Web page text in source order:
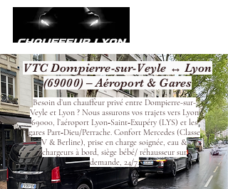
VTC Dompierre-sur-Veyle ↔ Lyon
(69000) – Aéroport & Gares
Besoin d’un chauffeur privé entre Dompierre-sur-
Veyle et Lyon ? Nous assurons vos trajets vers Lyon
69000, l’aéroport Lyon‑Saint‑Exupéry (LYS) et les
gares Part‑Dieu/Perrache. Confort Mercedes (Classe
V & Berline), prise en charge soignée, eau &
chargeurs à bord, siège bébé/ réhausseur sur
demande, 24/7.